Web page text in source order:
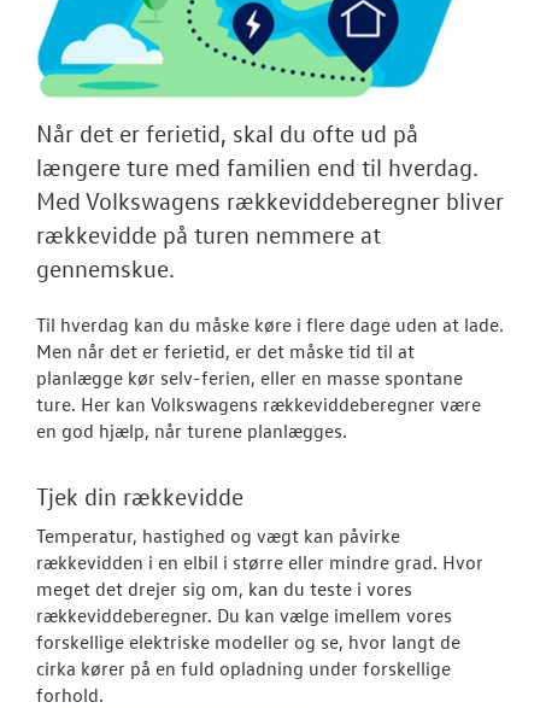
RESERVEDELE
NYHEDER
Tilmeld dig
OM OS
JOB OG
Når det er ferietid, skal du ofte ud på
længere ture med familien end til hverdag.
Med Volkswagens rækkeviddeberegner bliver
rækkevidde på turen nemmere at
gennemskue.
Til hverdag kan du måske køre i flere dage uden at lade.
Men når det er ferietid, er det måske tid til at
planlægge kør selv-ferien, eller en masse spontane
ture. Her kan Volkswagens rækkeviddeberegner være
en god hjælp, når turene planlægges.
Tjek din rækkevidde
Temperatur, hastighed og vægt kan påvirke
rækkevidden i en elbil i større eller mindre grad. Hvor
meget det drejer sig om, kan du teste i vores
rækkeviddeberegner. Du kan vælge imellem vores
forskellige elektriske modeller og se, hvor langt de
cirka kører på en fuld opladning under forskellige
forhold.